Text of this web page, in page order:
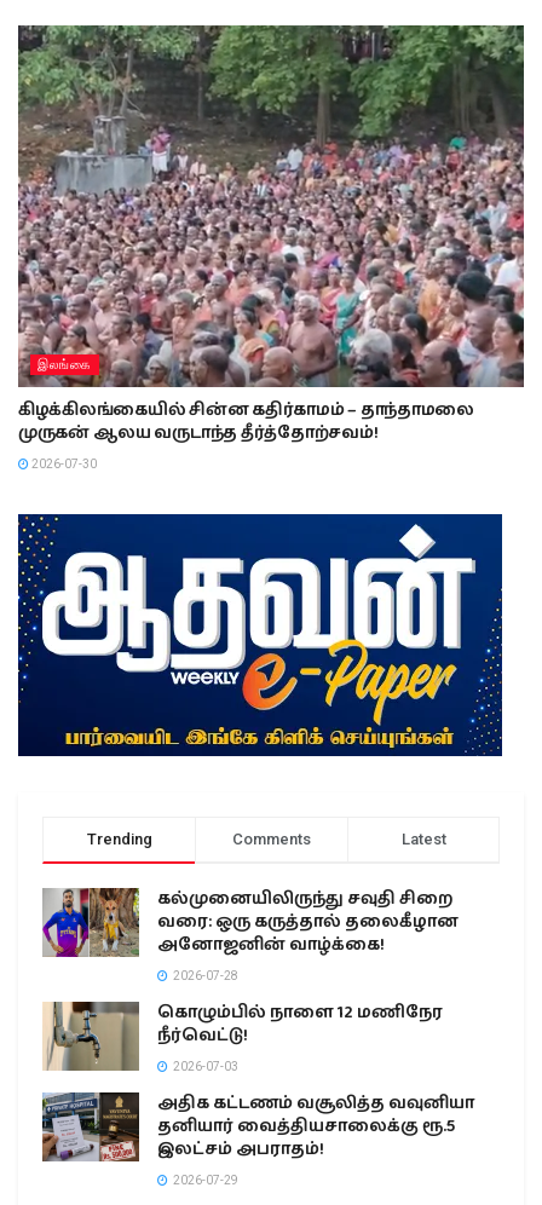
இலங்கை
கிழக்கிலங்கையில் சின்ன கதிர்காமம் – தாந்தாமலை
முருகன் ஆலய வருடாந்த தீர்த்தோற்சவம்!
2026-07-30
Trending Comments Latest
கல்முனையிலிருந்து சவுதி சிறை
வரை: ஒரு கருத்தால் தலைகீழான
அனோஜனின் வாழ்க்கை!
2026-07-28
கொழும்பில் நாளை 12 மணிநேர
நீர்வெட்டு!
2026-07-03
அதிக கட்டணம் வசூலித்த வவுனியா
தனியார் வைத்தியசாலைக்கு ரூ.5
இலட்சம் அபராதம்!
2026-07-29